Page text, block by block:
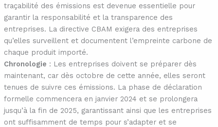
traçabilité des émissions est devenue essentielle pour
garantir la responsabilité et la transparence des
entreprises. La directive CBAM exigera des entreprises
qu’elles surveillent et documentent l’empreinte carbone de
chaque produit importé.
Chronologie : Les entreprises doivent se préparer dès
maintenant, car dès octobre de cette année, elles seront
tenues de suivre ces émissions. La phase de déclaration
formelle commencera en janvier 2024 et se prolongera
jusqu’à la fin de 2025, garantissant ainsi que les entreprises
ont suffisamment de temps pour s’adapter et se